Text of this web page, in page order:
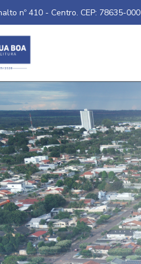
nº 410 - Centro. CEP: 78635-000